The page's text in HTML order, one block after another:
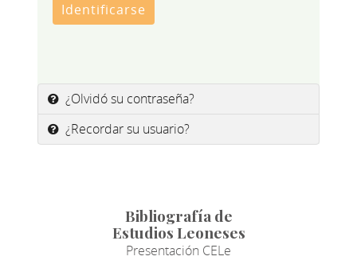
Identificarse
¿Olvidó su contraseña?
¿Recordar su usuario?
Bibliografía de
Estudios Leoneses
Presentación CELe